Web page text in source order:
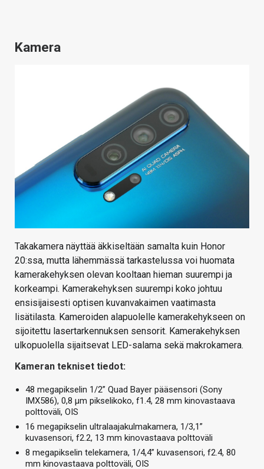
Kamera
Takakamera näyttää äkkiseltään samalta kuin Honor
20:ssa, mutta lähemmässä tarkastelussa voi huomata
kamerakehyksen olevan kooltaan hieman suurempi ja
korkeampi. Kamerakehyksen suurempi koko johtuu
ensisijaisesti optisen kuvanvakaimen vaatimasta
lisätilasta. Kameroiden alapuolelle kamerakehykseen on
sijoitettu lasertarkennuksen sensorit. Kamerakehyksen
ulkopuolella sijaitsevat LED-salama sekä makrokamera.
Kameran tekniset tiedot:
48 megapikselin 1/2” Quad Bayer pääsensori (Sony
IMX586), 0,8 µm pikselikoko, f1.4, 28 mm kinovastaava
polttoväli, OIS
16 megapikselin ultralaajakulmakamera, 1/3,1”
kuvasensori, f2.2, 13 mm kinovastaava polttoväli
8 megapikselin telekamera, 1/4,4” kuvasensori, f2.4, 80
mm kinovastaava polttoväli, OIS